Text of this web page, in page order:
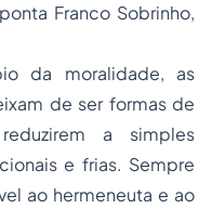
Franco Sobrinho,
da moralidade, as
de ser formas de
a simples
e frias. Sempre
ao hermeneuta e ao